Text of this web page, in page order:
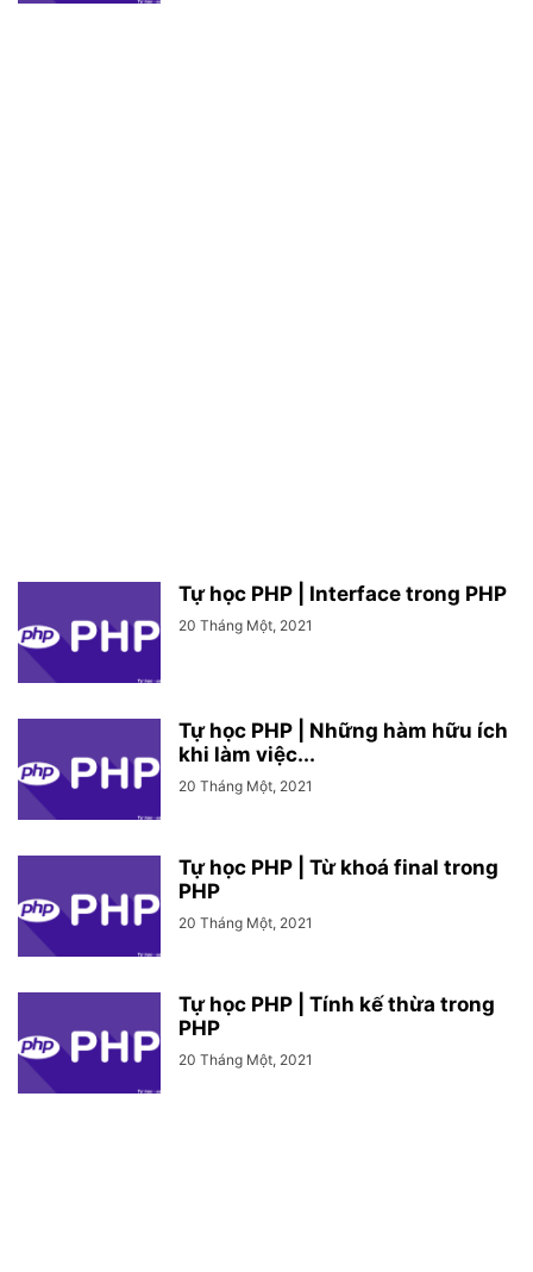
Tự học PHP | Interface trong PHP
20 Tháng Một, 2021
Tự học PHP | Những hàm hữu ích
khi làm việc...
20 Tháng Một, 2021
Tự học PHP | Từ khoá final trong
PHP
20 Tháng Một, 2021
Tự học PHP | Tính kế thừa trong
PHP
20 Tháng Một, 2021